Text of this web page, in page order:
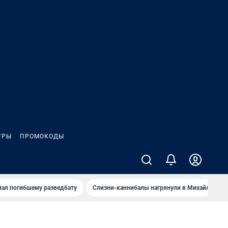
ПРОМОКОДЫ
погибшему разведбату Слизни-каннибалы нагрянули в Михайлов